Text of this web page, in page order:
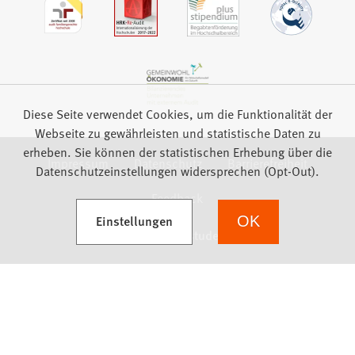
Impressum Datenschutz
Barrierefreiheit
Feedback
Diese Seite verwendet Cookies, um die Funktionalität der
Webseite zu gewährleisten und statistische Daten zu
erheben. Sie können der statistischen Erhebung über die
Datenschutzeinstellungen widersprechen (Opt-Out).
Einstellungen
(Öffnet in einem neuen Tab) OK